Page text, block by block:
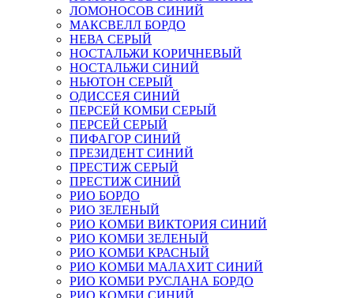
ЛОМОНОСОВ СИНИЙ
МАКСВЕЛЛ БОРДО
НЕВА СЕРЫЙ
НОСТАЛЬЖИ КОРИЧНЕВЫЙ
НОСТАЛЬЖИ СИНИЙ
НЬЮТОН СЕРЫЙ
ОДИССЕЯ СИНИЙ
ПЕРСЕЙ КОМБИ СЕРЫЙ
ПЕРСЕЙ СЕРЫЙ
ПИФАГОР СИНИЙ
ПРЕЗИДЕНТ СИНИЙ
ПРЕСТИЖ СЕРЫЙ
ПРЕСТИЖ СИНИЙ
РИО БОРДО
РИО ЗЕЛЕНЫЙ
РИО КОМБИ ВИКТОРИЯ СИНИЙ
РИО КОМБИ ЗЕЛЕНЫЙ
РИО КОМБИ КРАСНЫЙ
РИО КОМБИ МАЛАХИТ СИНИЙ
РИО КОМБИ РУСЛАНА БОРДО
РИО КОМБИ СИНИЙ